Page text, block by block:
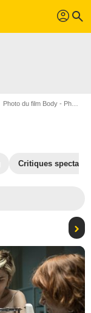
profil search
Photo du film Body - Photo 4
Critiques